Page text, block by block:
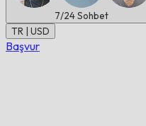
7/24Sohbet
TR | USD
Başvur